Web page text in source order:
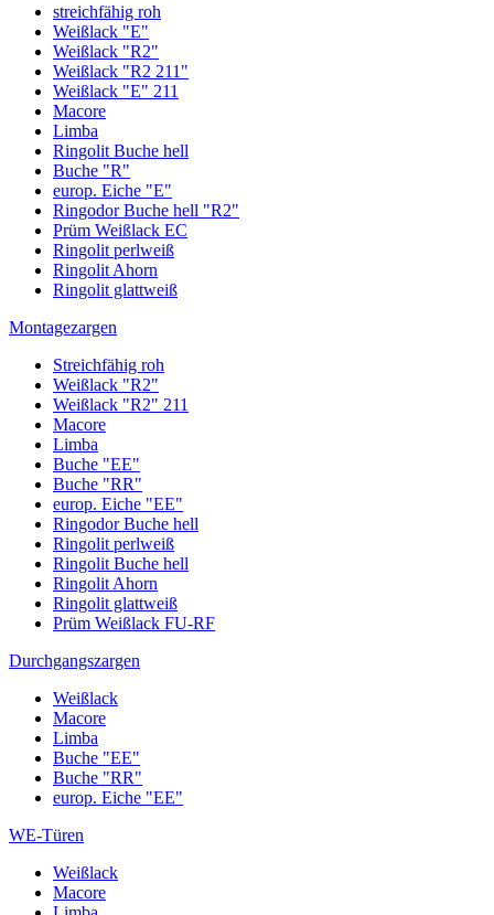
streichfähig roh
Weißlack "E"
Weißlack "R2"
Weißlack "R2 211"
Weißlack "E" 211
Macore
Limba
Ringolit Buche hell
Buche "R"
europ. Eiche "E"
Ringodor Buche hell "R2"
Prüm Weißlack EC
Ringolit perlweiß
Ringolit Ahorn
Ringolit glattweiß
Montagezargen
Streichfähig roh
Weißlack "R2"
Weißlack "R2" 211
Macore
Limba
Buche "EE"
Buche "RR"
europ. Eiche "EE"
Ringodor Buche hell
Ringolit perlweiß
Ringolit Buche hell
Ringolit Ahorn
Ringolit glattweiß
Prüm Weißlack FU-RF
Durchgangszargen
Weißlack
Macore
Limba
Buche "EE"
Buche "RR"
europ. Eiche "EE"
WE-Türen
Weißlack
Macore